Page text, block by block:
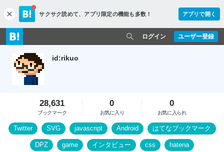
c
l
o
s
サクサク読めて、 アプリ限定の機能も多数！ アプリで開く
ユーザー登録
ログイン
id:rikuo
28,631
ブックマーク
0
お気に入り
0
お気に入られ
Twitter SVG javascript Android はてなブックマーク
DPZ game インタビュー css hatena